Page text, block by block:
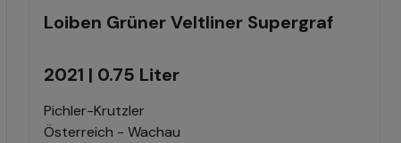
Loiben Grüner Veltliner Supergraf
2021 | 0.75 Liter
Pichler-Krutzler
Österreich - Wachau